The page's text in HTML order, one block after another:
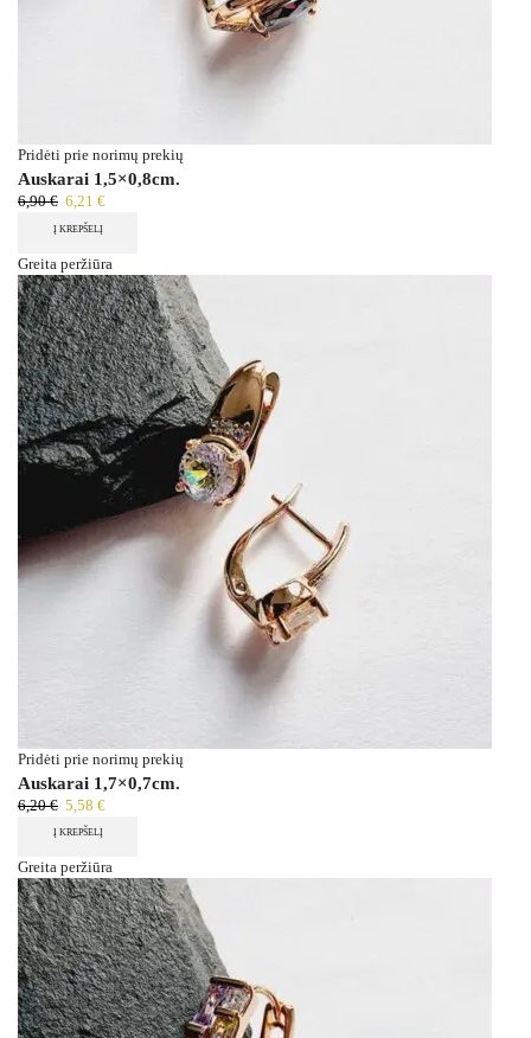
Pridėti prie norimų prekių
Auskarai 1,5×0,8cm.
6,90€ 6,21 €
Į KREPŠELĮ
Greita peržiūra
Pridėti prie norimų prekių
Auskarai 1,7×0,7cm.
6,20€ 5,58 €
Į KREPŠELĮ
Greita peržiūra